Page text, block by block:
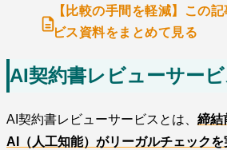
【比較の手間を軽減】この
ビス資料をまとめて見る
AI契約書レビューサー
AI契約書レビューサービスとは、 締結
AI（人工知能）がリーガルチェック